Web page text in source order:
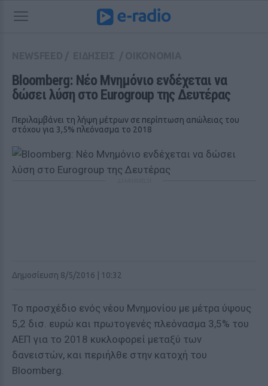
Bloomberg: Νέο Μνημόνιο ενδέχεται να
δώσει λύση στο Eurogroup της Δευτέρας
Περιλαμβάνει τη λήψη μέτρων σε περίπτωση απώλειας του
στόχου για 3,5% πλεόνασμα το 2018
Δημοσίευση 8/5/2016 | 10:32
Το προσχέδιο ενός νέου Μνημονίου με μέτρα ύψους
5,2 δισ. ευρώ και πρωτογενές πλεόνασμα 3,5% του
ΑΕΠ για το 2018 κυκλοφορεί μεταξύ των
δανειστών, και περιήλθε στην κατοχή του
Bloomberg.